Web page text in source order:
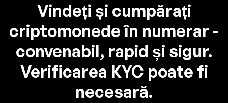
Vindeți și cumpărați
criptomonede în numerar -
convenabil, rapid și sigur.
Verificarea KYC poate fi
necesară.